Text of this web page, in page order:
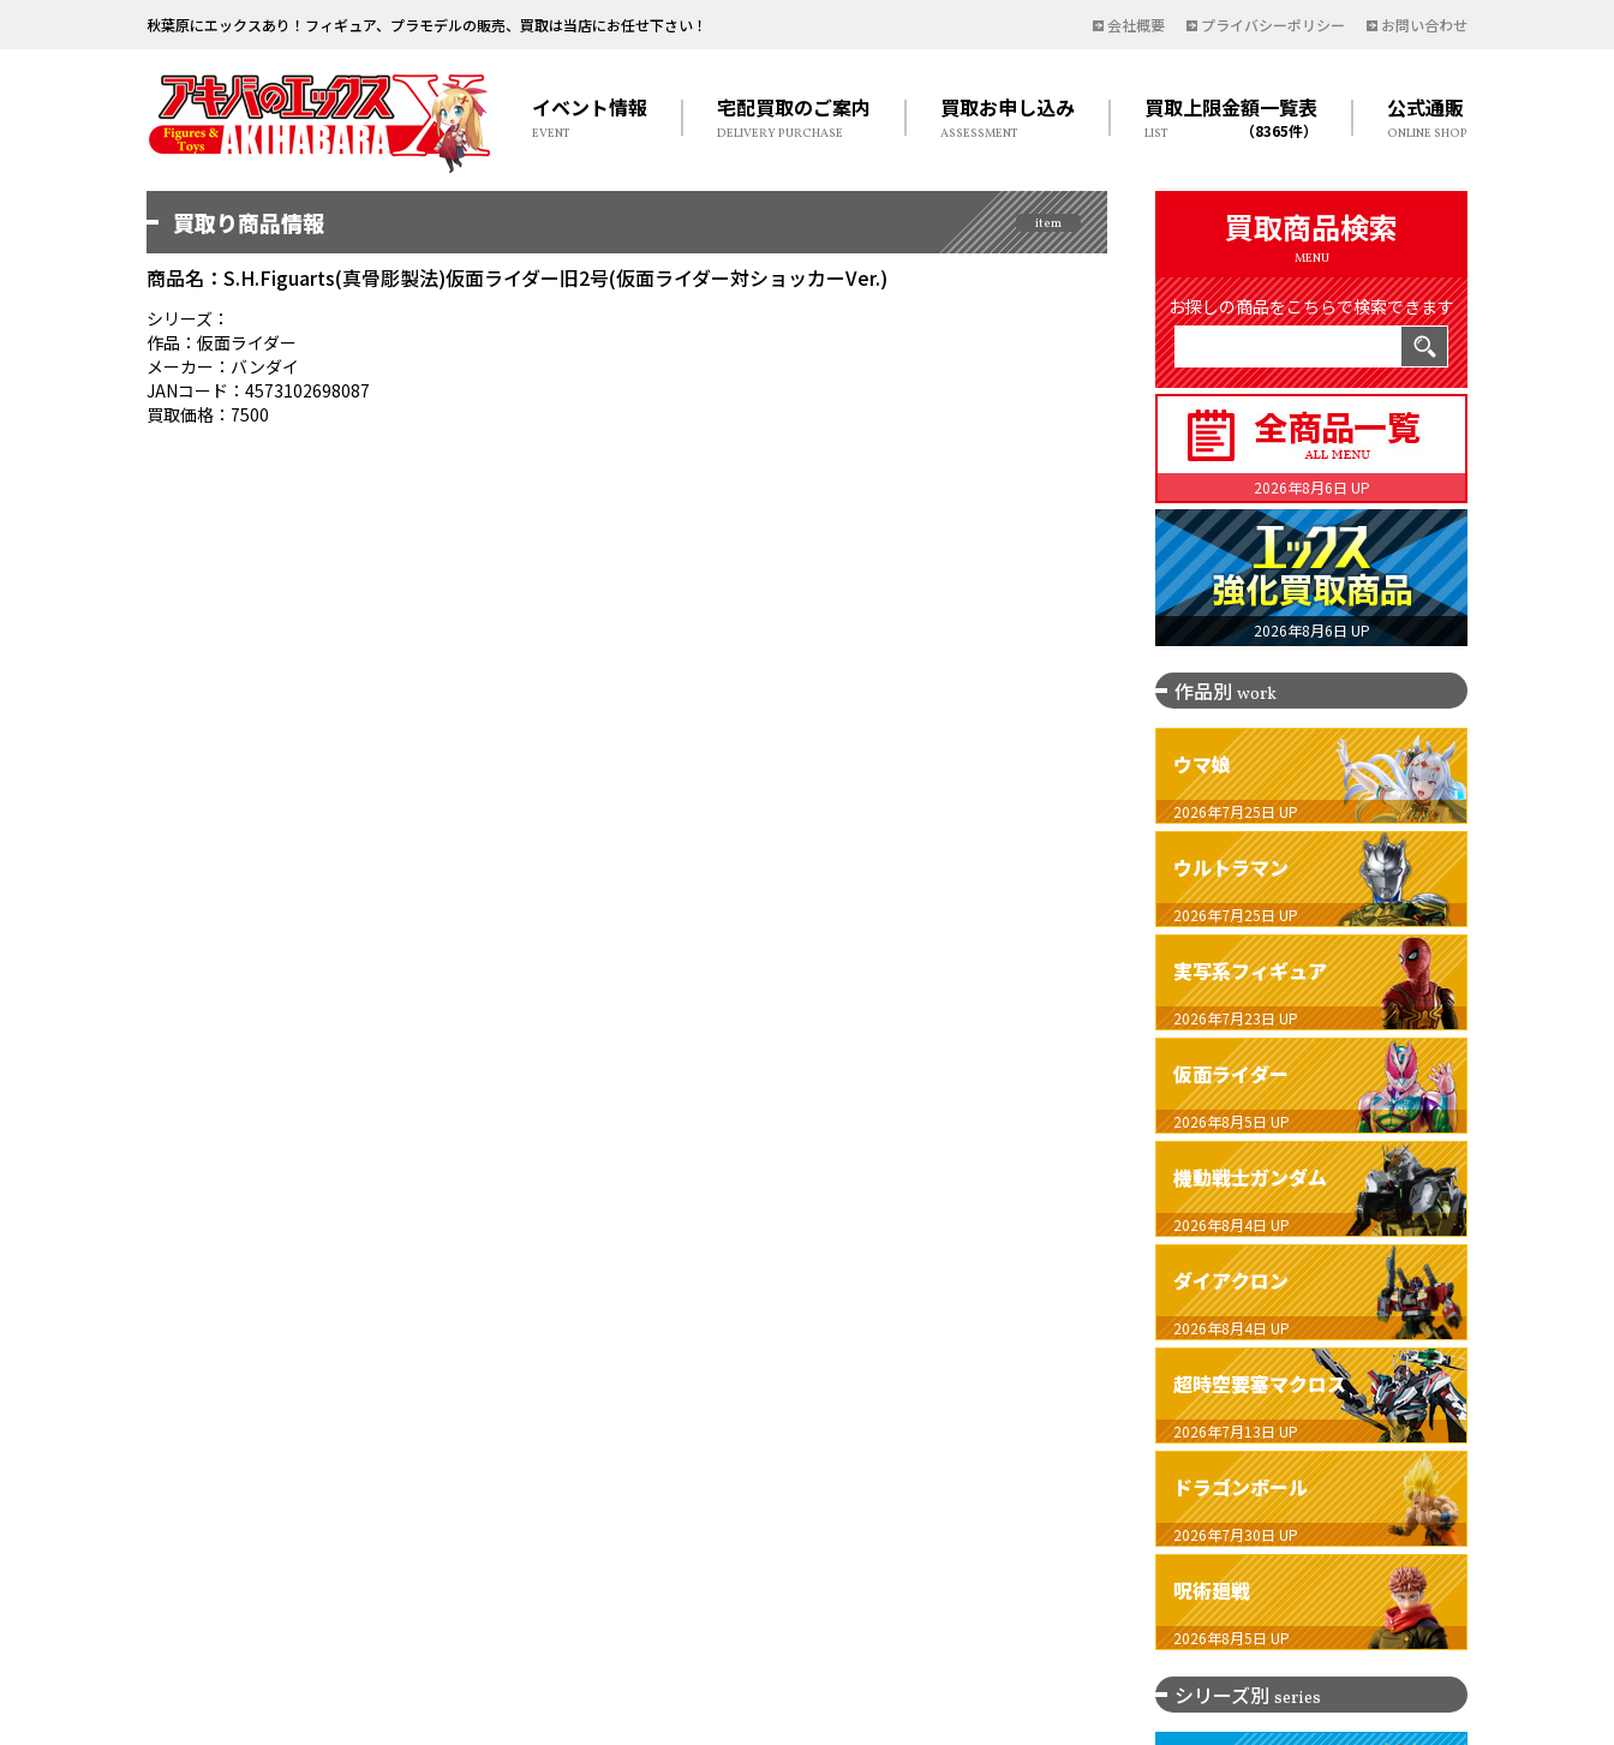
秋葉原にエックスあり！フィギュア、プラモデルの販売、買取は当店にお任せ下さい！ 会社概要 プライバシーポリシー お問い合わせ
イベント情報
EVENT
宅配買取のご案内
DELIVERY PURCHASE
買取お申し込み
ASSESSMENT
買取上限金額一覧表
（8365件）
LIST
公式通販
ONLINE SHOP
買取り商品情報 item
商品名：S.H.Figuarts(真骨彫製法)仮面ライダー旧2号(仮面ライダー対ショッカーVer.)
シリーズ：
作品：仮面ライダー
メーカー：バンダイ
JANコード：4573102698087
買取価格：7500
買取商品検索
MENU
お探しの商品をこちらで検索できます
2026年8月6日 UP
2026年8月6日 UP
作品別 work
ウマ娘
2026年7月25日 UP
ウルトラマン
2026年7月25日 UP
実写系フィギュア
2026年7月23日 UP
仮面ライダー
2026年8月5日 UP
機動戦士ガンダム
2026年8月4日 UP
ダイアクロン
2026年8月4日 UP
超時空要塞マクロス
2026年7月13日 UP
ドラゴンボール
2026年7月30日 UP
呪術廻戦
2026年8月5日 UP
シリーズ別 series